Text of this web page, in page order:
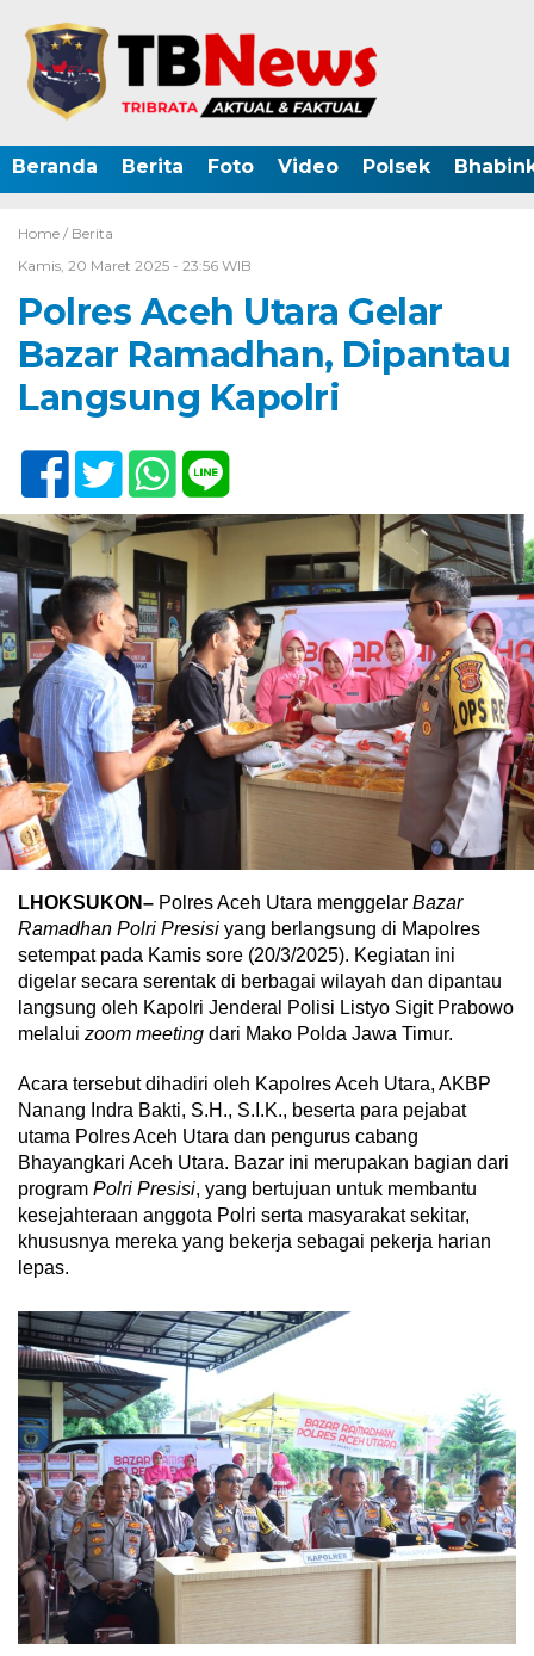
Beranda Berita Foto Video Polsek
Home / Berita
Kamis, 20 Maret 2025 - 23:56 WIB
Polres Aceh Utara Gelar
Bazar Ramadhan, Dipantau
Langsung Kapolri
LHOKSUKON– Polres Aceh Utara menggelar Bazar
Ramadhan Polri Presisi yang berlangsung di Mapolres
setempat pada Kamis sore (20/3/2025). Kegiatan ini
digelar secara serentak di berbagai wilayah dan dipantau
langsung oleh Kapolri Jenderal Polisi Listyo Sigit Prabowo
melalui zoom meeting dari Mako Polda Jawa Timur.
Acara tersebut dihadiri oleh Kapolres Aceh Utara, AKBP
Nanang Indra Bakti, S.H., S.I.K., beserta para pejabat
utama Polres Aceh Utara dan pengurus cabang
Bhayangkari Aceh Utara. Bazar ini merupakan bagian dari
program Polri Presisi, yang bertujuan untuk membantu
kesejahteraan anggota Polri serta masyarakat sekitar,
khususnya mereka yang bekerja sebagai pekerja harian
lepas.